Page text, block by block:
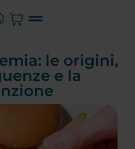
le origini,
e la